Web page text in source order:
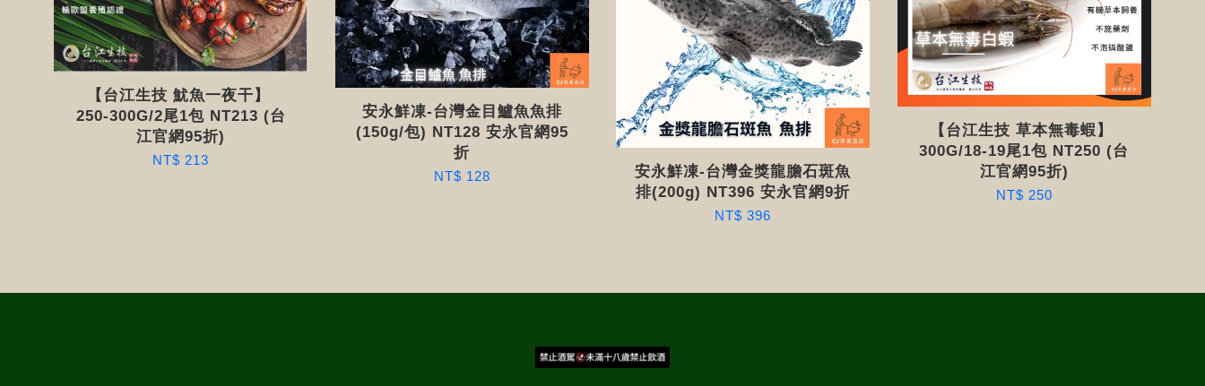
【台江生技 魷魚一夜干】
250-300G/2尾1包 NT213 (台
江官網95折)
NT$ 213
安永鮮凍-台灣金目鱸魚魚排
(150g/包) NT128 安永官網95
折
NT$ 128
安永鮮凍-台灣金獎龍膽石斑魚
排(200g) NT396 安永官網9折
NT$ 396
【台江生技 草本無毒蝦】
300G/18-19尾1包 NT250 (台
江官網95折)
NT$ 250